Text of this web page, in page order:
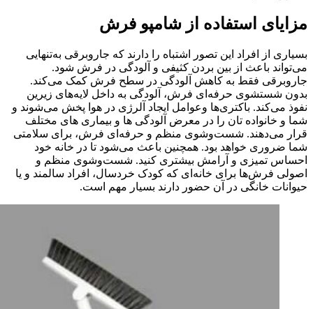
مزایای استفاده از شامپو فرش
بسیاری از افراد این تصور اشتباه را دارند که جاروبرقی به‌تنهایی
می‌تواند باعث از بین بردن کثیفی و آلودگی در فرش شود.
جاروبرقی فقط به کاهش آلودگی در سطح فرش کمک می‌کند.
بدون شستشوی حرفه‌ای فرش، آلودگی به داخل لایه‌های زیرین
نفوذ می‌کند. باکتری‌ها وعوامل ایجاد آلرژی در هوا پخش می‌شوند و
شما و خانواده تان را در معرض آلودگی ها و بیماری های مختلف
قرار می‌دهند. شست‌و‌شوی منظم و حرفه‌ای فرش، برای سلامتی
شما ضروری خواهد بود. همچنین باعث می‌شود تا در خانه خود
احساس تمیزی و آرامش بیشتری کنید. شست‌و‌شوی منظم و
اصولی فرش‌ها برای خانه‌ای که کودک خردسال، افراد سالمند و یا
حیوانات خانگی در آن حضور دارند بسیار مهم است.